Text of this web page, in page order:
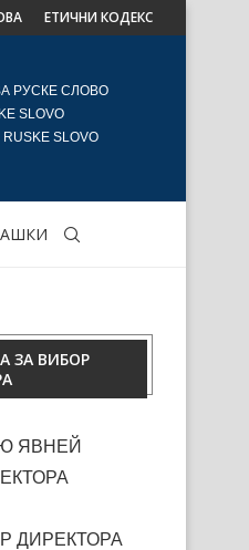
ЕТИЧНИ КОДЕКС
РУСКЕ СЛОВО
SLOVO
RUSKE SLOVO
ЗА ВИБОР
ЯВНЕЙ
ДИРЕКТОРА